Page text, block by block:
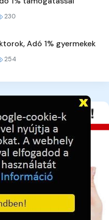
230
Adó 1% gyermekek
254